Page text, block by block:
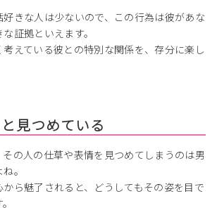
きな人は少ないので、この行為は彼があな
証拠といえます。
えている彼との特別な関係を、存分に楽し
見つめている
の人の仕草や表情を見つめてしまうのは男
。
ら魅了されると、どうしてもその姿を目で